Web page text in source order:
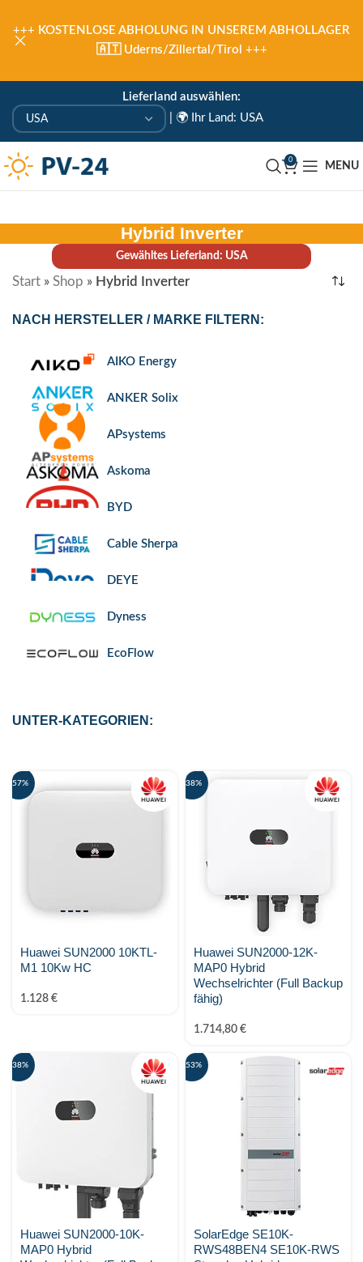
Lieferland auswählen:
🌍 Ihr Land: USA
0
MENU
Hybrid Inverter
Gewähltes Lieferland: USA
Start » Shop » Hybrid Inverter
NACH HERSTELLER / MARKE FILTERN:
AIKO Energy
ANKER Solix
APsystems
Askoma
BYD
Cable Sherpa
DEYE
Dyness
EcoFlow
Fronius
GoodWe Technologies
K2 Systems
KEBA
Kostal Solar Electric
MARSTEK Energy
MY-PV
Phonenix Contact
UNTER-KATEGORIEN:
-57%
Huawei SUN2000 10KTL-
M1 10Kw HC
1.128 €
-38%
Huawei SUN2000-12K-
MAP0 Hybrid
Wechselrichter (Full Backup
fähig)
1.714,80 €
-38%
Huawei SUN2000-10K-
MAP0 Hybrid
-53%
SolarEdge SE10K-
RWS48BEN4 SE10K-RWS
+++ KOSTENLOSE ABHOLUNG IN UNSEREM ABHOLLAGER
🇦🇹 Uderns/Zillertal/Tirol +++